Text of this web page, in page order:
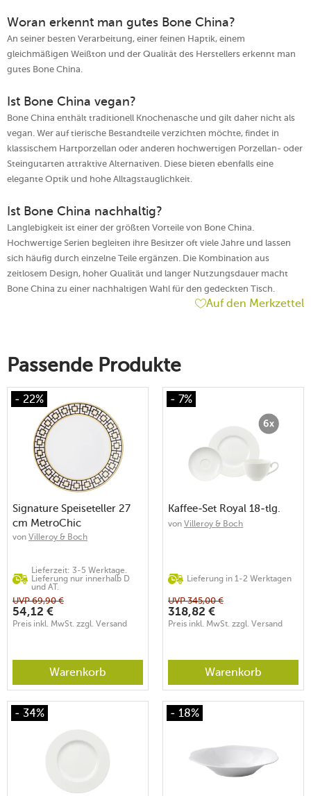
Woran erkennt man gutes Bone China?
An seiner besten Verarbeitung, einer feinen Haptik, einem
gleichmäßigen Weißton und der Qualität des Herstellers erkennt man
gutes Bone China.
Ist Bone China vegan?
Bone China enthält traditionell Knochenasche und gilt daher nicht als
vegan. Wer auf tierische Bestandteile verzichten möchte, findet in
klassischem Hartporzellan oder anderen hochwertigen Porzellan- oder
Steingutarten attraktive Alternativen. Diese bieten ebenfalls eine
elegante Optik und hohe Alltagstauglichkeit.
Ist Bone China nachhaltig?
Langlebigkeit ist einer der größten Vorteile von Bone China.
Hochwertige Serien begleiten ihre Besitzer oft viele Jahre und lassen
sich häufig durch einzelne Teile ergänzen. Die Kombination aus
zeitlosem Design, hoher Qualität und langer Nutzungsdauer macht
Bone China zu einer nachhaltigen Wahl für den gedeckten Tisch.
Auf den Merkzettel
Passende Produkte
- 22%
Signature Speiseteller 27
cm MetroChic
von Villeroy & Boch
Lieferzeit: 3-5 Werktage.
Lieferung nur innerhalb D
und AT.
UVP69,90 €
54,12 €
Preis inkl. MwSt. zzgl. Versand
Warenkorb
- 7%
Kaffee-Set Royal 18-tlg.
von Villeroy & Boch
Lieferung in 1-2 Werktagen
UVP345,00 €
318,82 €
Preis inkl. MwSt. zzgl. Versand
Warenkorb
- 34% - 18%